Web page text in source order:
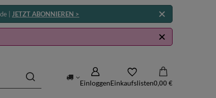
| JETZT ABONNIEREN >
EinloggenEinkaufslisten0,00 €